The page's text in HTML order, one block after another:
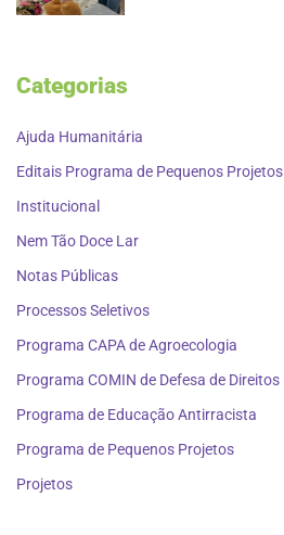
Categorias
Ajuda Humanitária
Editais Programa de Pequenos Projetos
Institucional
Nem Tão Doce Lar
Notas Públicas
Processos Seletivos
Programa CAPA de Agroecologia
Programa COMIN de Defesa de Direitos
Programa de Educação Antirracista
Programa de Pequenos Projetos
Projetos